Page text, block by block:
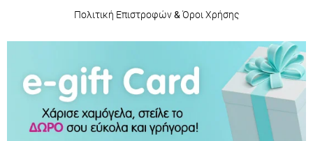
Πολιτική Επιστροφών&Όροι Χρήσης